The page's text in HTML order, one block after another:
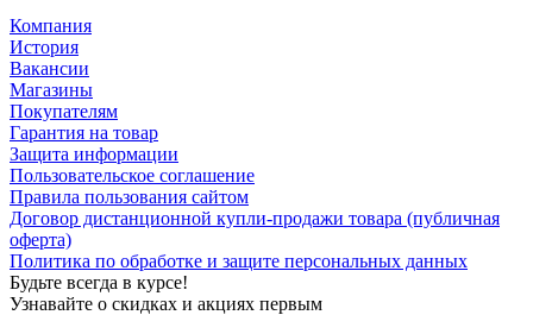
Компания
История
Вакансии
Магазины
Покупателям
Гарантия на товар
Защита информации
Пользовательское соглашение
Правила пользования сайтом
Договор дистанционной купли-продажи товара (публичная
оферта)
Политика по обработке и защите персональных данных
Будьте всегда в курсе!
Узнавайте о скидках и акциях первым